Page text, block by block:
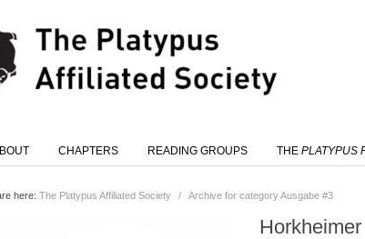
CHAPTERS READING GROUPS THE PLATYPUS
here: The Platypus Affiliated Society / Archive for category Ausgabe #3